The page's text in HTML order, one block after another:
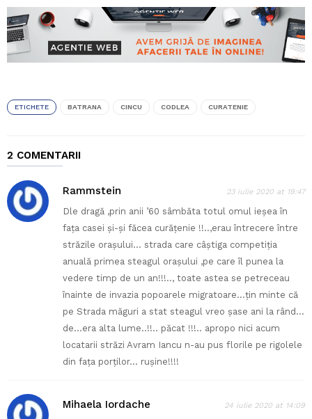
ETICHETE BATRANA CINCU CODLEA CURATENIE
2 COMENTARII
Rammstein 23 iulie 2020 at 19:47
Dle dragă ,prin anii ’60 sâmbăta totul omul ieșea în
fața casei și-și făcea curățenie !!..,erau întrecere între
străzile orașului… strada care câștiga competiția
anuală primea steagul orașului ,pe care îl punea la
vedere timp de un an!!!.., toate astea se petreceau
înainte de invazia popoarele migratoare…țin minte că
pe Strada măguri a stat steagul vreo șase ani la rând…
de…era alta lume..!!.. păcat !!!.. apropo nici acum
locatarii străzi Avram Iancu n-au pus florile pe rigolele
din fața porților… rușine!!!!
Mihaela Iordache 24 iulie 2020 at 14:09